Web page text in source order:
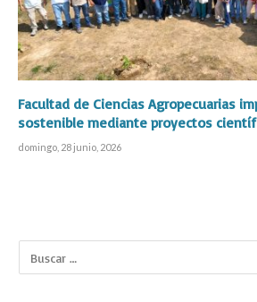
Facultad de Ciencias Agropecuarias
sostenible mediante proyectos
domingo, 28 junio, 2026